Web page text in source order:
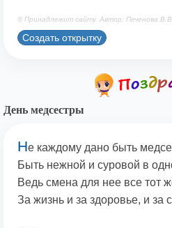
© Принадлежит сайту. Автор: Печенова В.В.
Создать открытку
День медсестры
Не каждому дано быть
Быть нежной и суровой в
Ведь смена для нее все тот
За жизнь и за здоровье, и за